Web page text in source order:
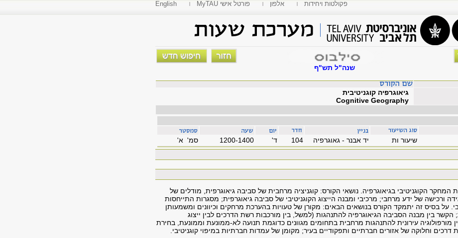
English MyTAU פורטל אישי אלפון פקולטות ויחידות
שנה"ל תש"ף
גיאוגרפיה קוגניטיבית
Cognitive Geography
סמ' א' 1200-1400 'ד 104 יד אבנר - גאוגרפיה שיעור ות
המחקר הקוגניטיבי בגיאוגרפיה. נושאי הקורס: קוגניציה מרחבית של סביבה גיאוגרפית, מודלים של
ורכישה של ידע מרחבי; מרכיבי ומבנה הייצוג הקוגניטיבי של סביבה גיאוגרפית; מסגרות התייחסות
על בסיס זה יתמקד הקורס בנושאים הבאים: מקורן של טעויות בהערכת מרחקים וכיוונים ומשמעותן
בין מבנה הסביבה הגיאוגרפיה להתנהגות (למשל, בין מורכבות רשת הדרכים לבין ייצוג
מורפולוגיה עירונית להתנהגות מרחבית בתחומים מגוונים כדוגמת תנועה לא-ממונעת וממונעת, בחירת
דרכים וחלוקה של אזורים חברתיים ותפקודיים בעיר; מקומן של עמדות חברתיות במיפוי קוגניטיבי.